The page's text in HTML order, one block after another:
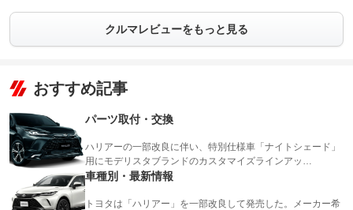
クルマレビューをもっと見る
おすすめ記事
パーツ取付・交換
ハリアーの一部改良に伴い、特別仕様車「ナイトシェード」
用にモデリスタブランドのカスタマイズラインアッ…
車種別・最新情報
トヨタは「ハリアー」を一部改良して発売した。メーカー希